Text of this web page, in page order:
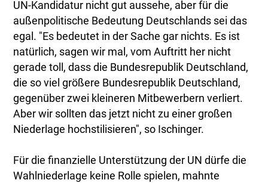
UN-Kandidatur nicht gut aussehe, aber für die
außenpolitische Bedeutung Deutschlands sei das
egal. "Es bedeutet in der Sache gar nichts. Es ist
natürlich, sagen wir mal, vom Auftritt her nicht
gerade toll, dass die Bundesrepublik Deutschland,
die so viel größere Bundesrepublik Deutschland,
gegenüber zwei kleineren Mitbewerbern verliert.
Aber wir sollten das jetzt nicht zu einer großen
Niederlage hochstilisieren", so Ischinger.
Für die finanzielle Unterstützung der UN dürfe die
Wahlniederlage keine Rolle spielen, mahnte